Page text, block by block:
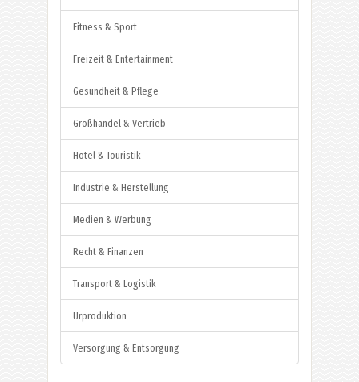
Fitness & Sport
Freizeit & Entertainment
Gesundheit & Pflege
Großhandel & Vertrieb
Hotel & Touristik
Industrie & Herstellung
Medien & Werbung
Recht & Finanzen
Transport & Logistik
Urproduktion
Versorgung & Entsorgung